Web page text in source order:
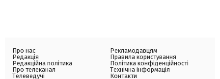
Про нас
Редакція
Редакційна політика
Про телеканал
Телеведучі
Рекламодавцям
Правила користування
Політика конфіденційності
Технічна інформація
Контакти